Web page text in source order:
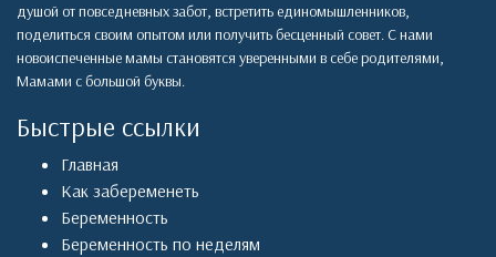
душой от повседневных забот, встретить единомышленников,
поделиться своим опытом или получить бесценный совет. С нами
новоиспеченные мамы становятся уверенными в себе родителями,
Мамами с большой буквы.
Быстрые ссылки
Главная
Как забеременеть
Беременность
Беременность по неделям